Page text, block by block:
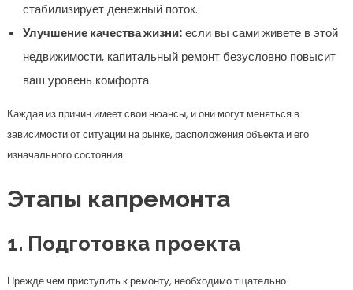
стабилизирует денежный поток.
Улучшение качества жизни:если вы сами живете в этой
недвижимости, капитальный ремонт безусловно повысит
ваш уровень комфорта.
Каждая из причин имеет свои нюансы, и они могут меняться в
зависимости от ситуации на рынке, расположения объекта и его
изначального состояния.
Этапы капремонта
1. Подготовка проекта
Прежде чем приступить к ремонту, необходимо тщательно